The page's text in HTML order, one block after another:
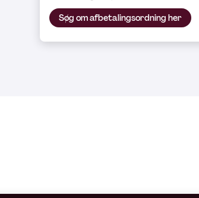
Søg om afbetalingsordning her